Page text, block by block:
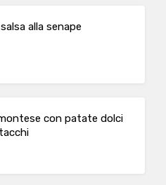
alla senape
con patate dolci